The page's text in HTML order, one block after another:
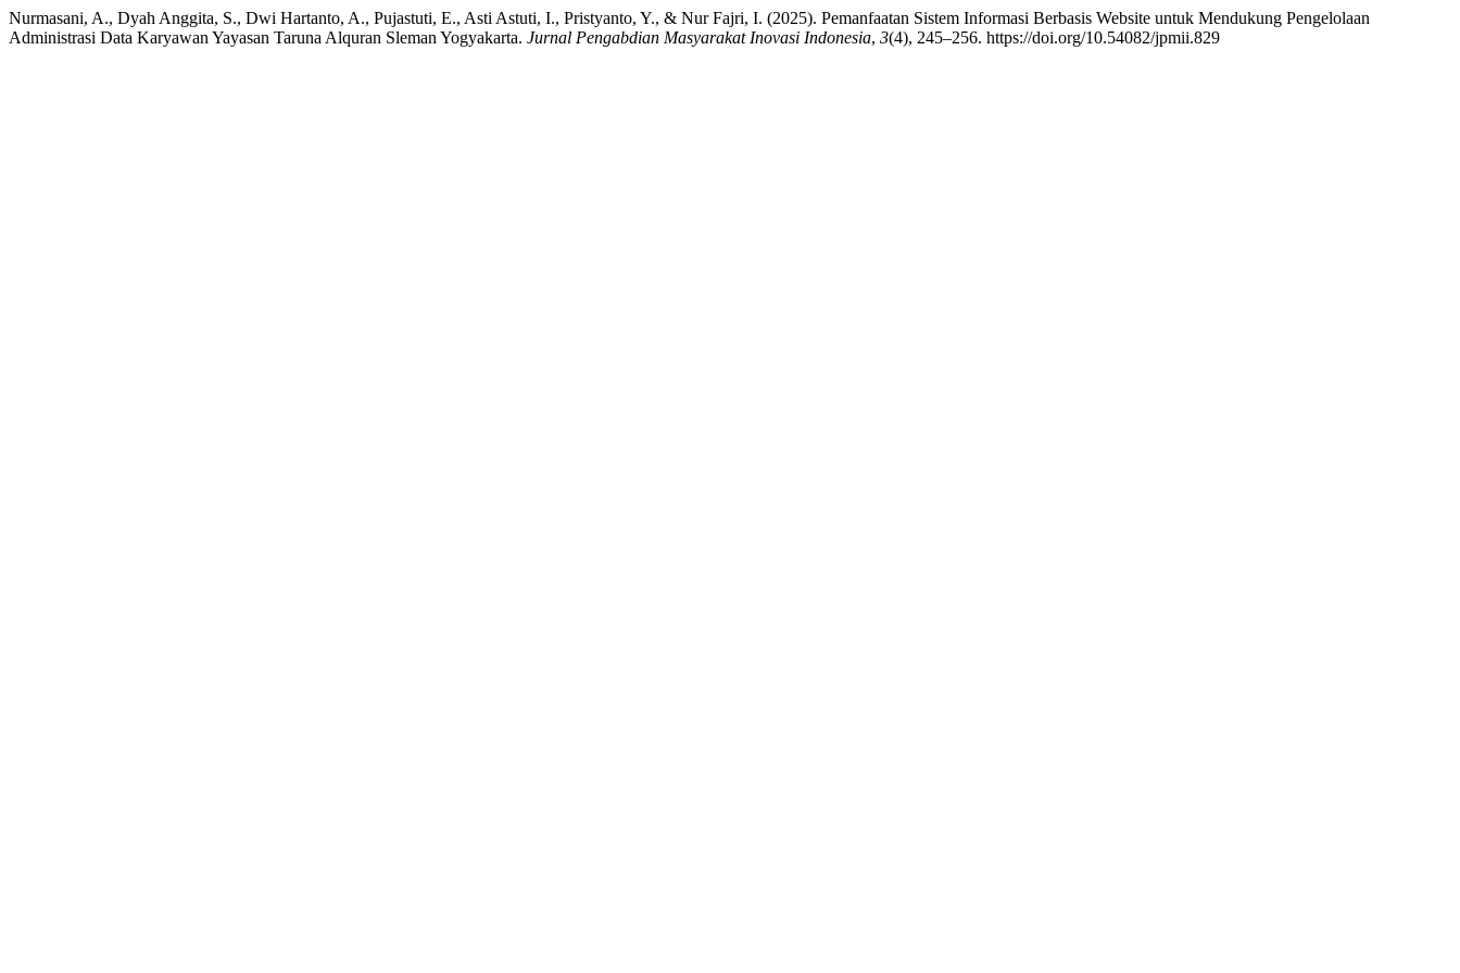
Nurmasani, A., Dyah Anggita, S., Dwi Hartanto, A., Pujastuti, E., Asti Astuti, I., Pristyanto, Y., & Nur Fajri, I. (2025). Pemanfaatan Sistem Informasi Berbasis Website untuk Mendukung Pengelolaan
Administrasi Data Karyawan Yayasan Taruna Alquran Sleman Yogyakarta. Jurnal Pengabdian Masyarakat Inovasi Indonesia, 3(4), 245–256. https://doi.org/10.54082/jpmii.829